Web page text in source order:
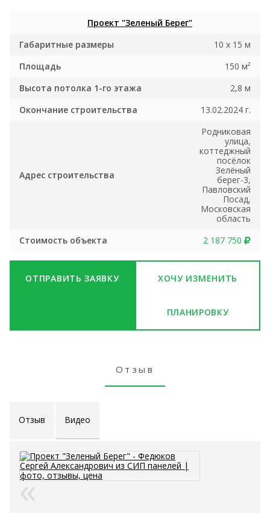
Проект "Зеленый Берег"
Габаритные размеры
10 x 15 м
Площадь
150 м²
Высота потолка 1-го этажа
2,8 м
Окончание строительства
13.02.2024 г.
Адрес строительства
Родниковая
улица,
коттеджный
посёлок
Зелёный
берег-3,
Павловский
Посад,
Московская
область
Стоимость объекта
2 187 750
ХОЧУ ИЗМЕНИТЬ
ПЛАНИРОВКУ
ОТПРАВИТЬ ЗАЯВКУ
Отзыв
Отзыв Видео